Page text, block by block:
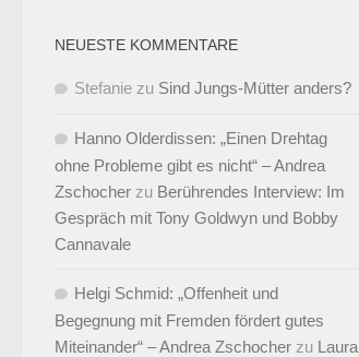
NEUESTE KOMMENTARE
Stefanie zu Sind Jungs-Mütter anders?
Hanno Olderdissen: „Einen Drehtag
ohne Probleme gibt es nicht“ – Andrea
Zschocher zu Berührendes Interview: Im
Gespräch mit Tony Goldwyn und Bobby
Cannavale
Helgi Schmid: „Offenheit und
Begegnung mit Fremden fördert gutes
Miteinander“ – Andrea Zschocher zu Laura